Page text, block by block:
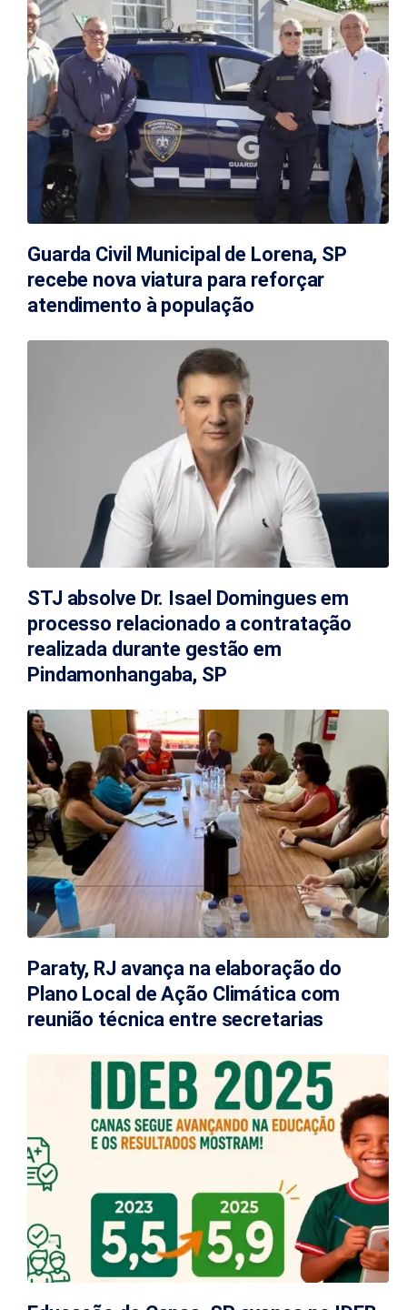
Guarda Civil Municipal de Lorena, SP
recebe nova viatura para reforçar
atendimento à população
STJ absolve Dr. Isael Domingues em
processo relacionado a contratação
realizada durante gestão em
Pindamonhangaba, SP
Paraty, RJ avança na elaboração do
Plano Local de Ação Climática com
reunião técnica entre secretarias